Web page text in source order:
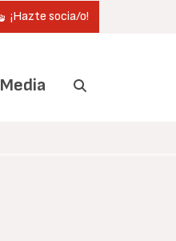
¡Hazte socia/o!
Media